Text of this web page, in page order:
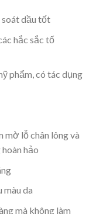
soát dầu tốt
hắc sắc tố
phẩm, có tác dụng
mờ lỗ chân lông và
hảo
màu da
mà không làm